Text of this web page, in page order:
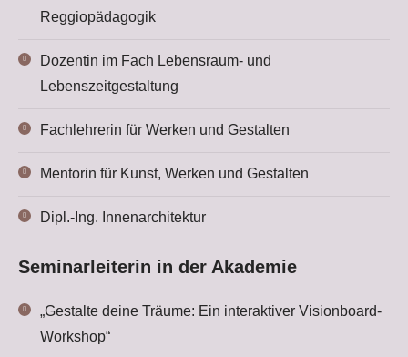
Reggiopädagogik
Dozentin im Fach Lebensraum- und
Lebenszeitgestaltung
Fachlehrerin für Werken und Gestalten
Mentorin für Kunst, Werken und Gestalten
Dipl.-Ing. Innenarchitektur
Seminarleiterin in der Akademie
„Gestalte deine Träume: Ein interaktiver Visionboard-
Workshop“